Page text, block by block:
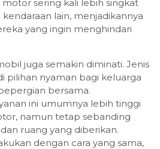
sering kali lebih singkat
lain, menjadikannya
yang ingin menghindari
juga semakin diminati. Jenis
pilihan nyaman bagi keluarga
bersama.
ini umumnya lebih tinggi
namun tetap sebanding
ruang yang diberikan.
dengan cara yang sama,